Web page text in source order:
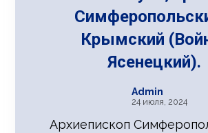
Крымский
Ясенецкий).
Admin
24 июля, 2024
Архиепископ